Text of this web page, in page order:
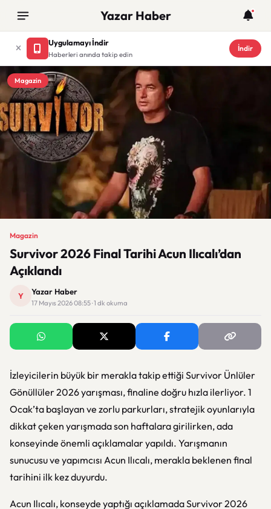
Yazar Haber
Uygulamayı İndir
Haberleri anında takip edin
İndir
Magazin
Magazin
Survivor 2026 Final Tarihi Acun Ilıcalı’dan
Açıklandı
Y Yazar Haber
17 Mayıs 2026 08:55 · 1 dk okuma
İzleyicilerin büyük bir merakla takip ettiği Survivor Ünlüler
Gönüllüler 2026yarışması, finaline doğru hızla ilerliyor. 1
Ocak’ta başlayan ve zorlu parkurları, stratejik oyunlarıyla
dikkat çeken yarışmada son haftalara girilirken, ada
konseyinde önemli açıklamalar yapıldı. Yarışmanın
sunucusu ve yapımcısı Acun Ilıcalı, merakla beklenen final
tarihini ilk kez duyurdu.
Acun Ilıcalı, konseyde yaptığı açıklamadaSurvivor 2026